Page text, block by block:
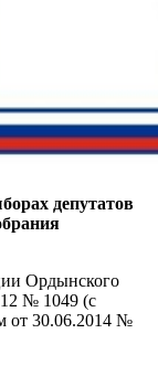
депутатов
Ордынского
№ 1049 (с
от 30.06.2014 №